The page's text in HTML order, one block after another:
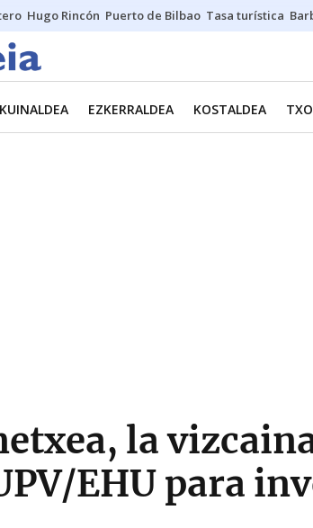
Hugo Rincón Puerto de Bilbao Tasa turística
EZKERRALDEA KOSTALDEA
la
EHU para